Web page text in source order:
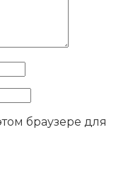
браузере для